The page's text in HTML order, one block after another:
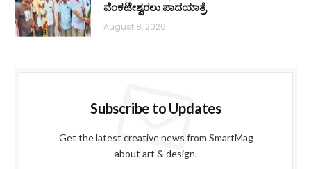
ವೆಂಕಟೇಶ್ವರಲು ಪಾದಯಾತ್ರೆ
August 8, 2026
Subscribe to Updates
Get the latest creative news from SmartMag
about art & design.